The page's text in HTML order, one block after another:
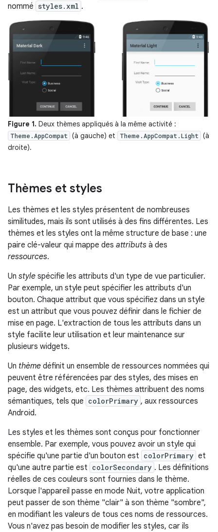
nommé styles.xml .
Figure 1. Deux thèmes appliqués à la même activité :
Theme.AppCompat (à gauche) et Theme.AppCompat.Light
(à
droite).
Thèmes et styles
Les thèmes et les styles présentent de nombreuses
similitudes, mais ils sont utilisés à des fins différentes. Les
thèmes et les styles ont la même structure de base : une
paire clé-valeur qui mappe des attributs à des
ressources.
Un style spécifie les attributs d'un type de vue particulier.
Par exemple, un style peut spécifier les attributs d'un
bouton. Chaque attribut que vous spécifiez dans un style
est un attribut que vous pouvez définir dans le fichier de
mise en page. L'extraction de tous les attributs dans un
style facilite leur utilisation et leur maintenance sur
plusieurs widgets.
Un thème définit un ensemble de ressources nommées qui
peuvent être référencées par des styles, des mises en
page, des widgets, etc. Les thèmes attribuent des noms
sémantiques, tels que colorPrimary , aux ressources
Android.
Les styles et les thèmes sont conçus pour fonctionner
ensemble. Par exemple, vous pouvez avoir un style qui
spécifie qu'une partie d'un bouton est colorPrimary et
qu'une autre partie est colorSecondary . Les définitions
réelles de ces couleurs sont fournies dans le thème.
Lorsque l'appareil passe en mode Nuit, votre application
peut passer de son thème "clair" à son thème "sombre",
en modifiant les valeurs de tous ces noms de ressources.
Vous n'avez pas besoin de modifier les styles, car ils